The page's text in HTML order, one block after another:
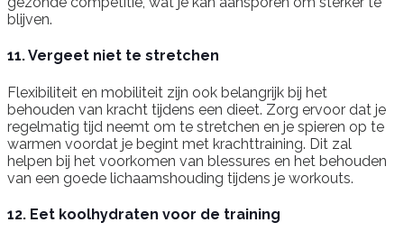
blijven.
11. Vergeet niet te stretchen
Flexibiliteit en mobiliteit zijn ook belangrijk bij het
behouden van kracht tijdens een dieet. Zorg ervoor dat je
regelmatig tijd neemt om te stretchen en je spieren op te
warmen voordat je begint met krachttraining. Dit zal
helpen bij het voorkomen van blessures en het behouden
van een goede lichaamshouding tijdens je workouts.
12. Eet koolhydraten voor de training